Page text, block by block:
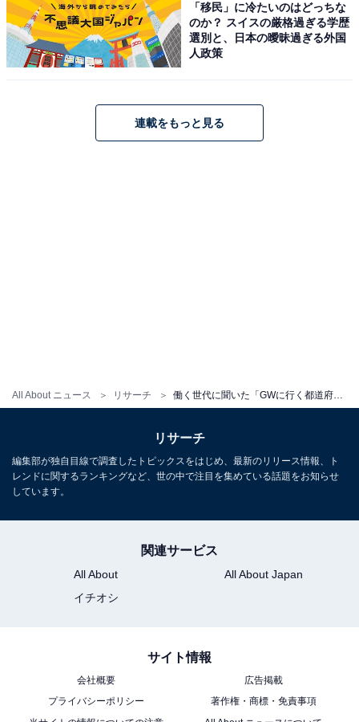
All About ニュース リサーチ 働く世代に聞いた「GWに行く都道府県」ランキング！ 2位「沖縄県」、1位は？
「移民」に冷たいのはどっちな
のか？ スイスの厳格過ぎる学歴
選別と、日本の曖昧過ぎる外国
人政策
連載をもっと見る
リサーチ
編集部が独自目線で調査したトピックスをはじめ、最新のリリース情報、ト
レンドに関するランキングなど、世の中で注目を集めている話題をお知らせ
しています。
関連サービス
All About
All About Japan
イチオシ
サイト情報
会社概要
広告掲載
プライバシーポリシー
著作権・商標・免責事項